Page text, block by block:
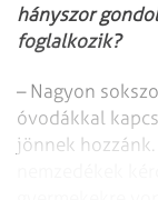
hányszor
foglalkozik?
– Nagyon
óvodákkal
jönnek